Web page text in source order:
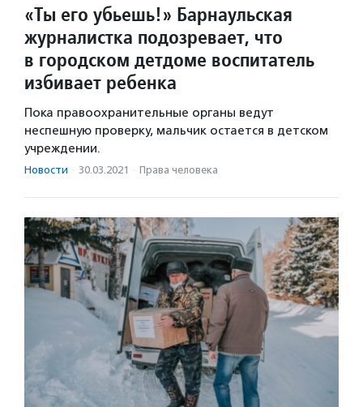
«Ты его убьешь!» Барнаульская
журналистка подозревает, что
в городском детдоме воспитатель
избивает ребенка
Пока правоохранительные органы ведут
неспешную проверку, мальчик остается в детском
учреждении.
Новости · 30.03.2021 · Права человека